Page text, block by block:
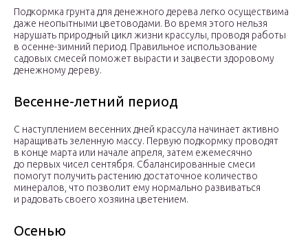
Подкормка грунта для денежного дерева легко осуществима
даже неопытными цветоводами. Во время этого нельзя
нарушать природный цикл жизни крассулы, проводя работы
в осенне-зимний период. Правильное использование
садовых смесей поможет вырасти и зацвести здоровому
денежному дереву.
Весенне-летний период
С наступлением весенних дней крассула начинает активно
наращивать зеленную массу. Первую подкормку проводят
в конце марта или начале апреля, затем ежемесячно
до первых чисел сентября. Сбалансированные смеси
помогут получить растению достаточное количество
минералов, что позволит ему нормально развиваться
и радовать своего хозяина цветением.
Осенью